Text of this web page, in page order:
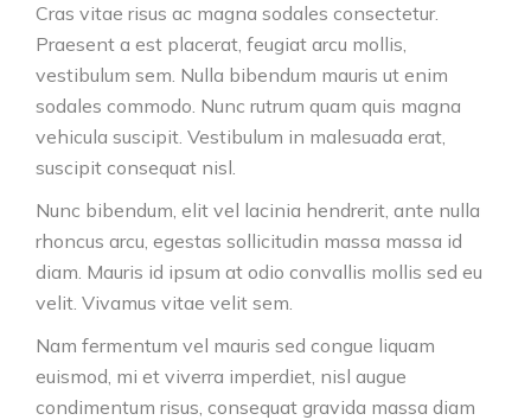
Cras vitae risus ac magna sodales consectetur.
Praesent a est placerat, feugiat arcu mollis,
vestibulum sem. Nulla bibendum mauris ut enim
sodales commodo. Nunc rutrum quam quis magna
vehicula suscipit. Vestibulum in malesuada erat,
suscipit consequat nisl.
Nunc bibendum, elit vel lacinia hendrerit, ante nulla
rhoncus arcu, egestas sollicitudin massa massa id
diam. Mauris id ipsum at odio convallis mollis sed eu
velit. Vivamus vitae velit sem.
Nam fermentum vel mauris sed congue liquam
euismod, mi et viverra imperdiet, nisl augue
condimentum risus, consequat gravida massa diam